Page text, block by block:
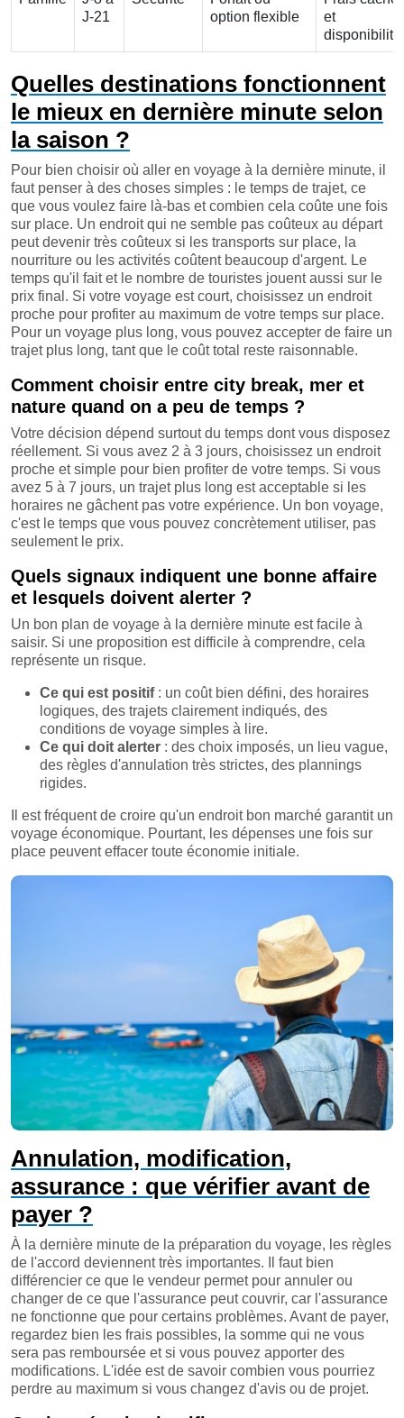
J-21
option flexible
et
Quelles destinations fonctionnent
le mieux en dernière minute selon
la saison ?
Pour bien choisir où aller en voyage à la dernière minute, il
faut penser à des choses simples : le temps de trajet, ce
que vous voulez faire là-bas et combien cela coûte une fois
sur place. Un endroit qui ne semble pas coûteux au départ
peut devenir très coûteux si les transports sur place, la
nourriture ou les activités coûtent beaucoup d'argent. Le
temps qu'il fait et le nombre de touristes jouent aussi sur le
prix final. Si votre voyage est court, choisissez un endroit
proche pour profiter au maximum de votre temps sur place.
Pour un voyage plus long, vous pouvez accepter de faire un
trajet plus long, tant que le coût total reste raisonnable.
Comment choisir entre city break, mer et
nature quand on a peu de temps ?
Votre décision dépend surtout du temps dont vous disposez
réellement. Si vous avez 2 à 3 jours, choisissez un endroit
proche et simple pour bien profiter de votre temps. Si vous
avez 5 à 7 jours, un trajet plus long est acceptable si les
horaires ne gâchent pas votre expérience. Un bon voyage,
c'est le temps que vous pouvez concrètement utiliser, pas
seulement le prix.
Quels signaux indiquent une bonne affaire
et lesquels doivent alerter ?
Un bon plan de voyage à la dernière minute est facile à
saisir. Si une proposition est difficile à comprendre, cela
représente un risque.
Ce qui est positif: un coût bien défini, des horaires
logiques, des trajets clairement indiqués, des
conditions de voyage simples à lire.
Ce qui doit alerter : des choix imposés, un lieu vague,
des règles d'annulation très strictes, des plannings
rigides.
Il est fréquent de croire qu'un endroit bon marché garantit un
voyage économique. Pourtant, les dépenses une fois sur
place peuvent effacer toute économie initiale.
Annulation, modification,
assurance : que vérifier avant de
payer ?
À la dernière minute de la préparation du voyage, les règles
de l'accord deviennent très importantes. Il faut bien
différencier ce que le vendeur permet pour annuler ou
changer de ce que l'assurance peut couvrir, car l'assurance
ne fonctionne que pour certains problèmes. Avant de payer,
regardez bien les frais possibles, la somme qui ne vous
sera pas remboursée et si vous pouvez apporter des
modifications. L'idée est de savoir combien vous pourriez
perdre au maximum si vous changez d'avis ou de projet.